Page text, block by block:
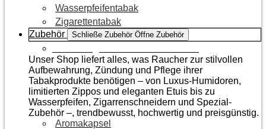
Wasserpfeifentabak
Zigarettentabak
Zubehör
Schließe Zubehör Öffne Zubehör
Unser Shop liefert alles, was Raucher zur stilvollen
Aufbewahrung, Zündung und Pflege ihrer
Tabakprodukte benötigen – von Luxus-Humidoren,
limitierten Zippos und eleganten Etuis bis zu
Wasserpfeifen, Zigarrenschneidern und Spezial-
Zubehör –, trendbewusst, hochwertig und preisgünstig.
Aromakapsel